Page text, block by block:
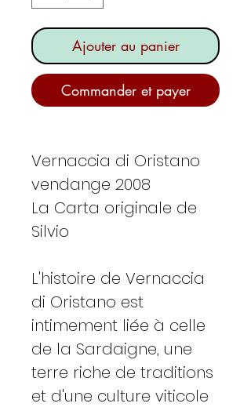
Ajouter au panier
Commander et payer
Vernaccia di Oristano
vendange 2008
La Carta originale de
Silvio
L'histoire de Vernaccia
di Oristano est
intimement liée à celle
de la Sardaigne, une
terre riche de traditions
et d'une culture viticole